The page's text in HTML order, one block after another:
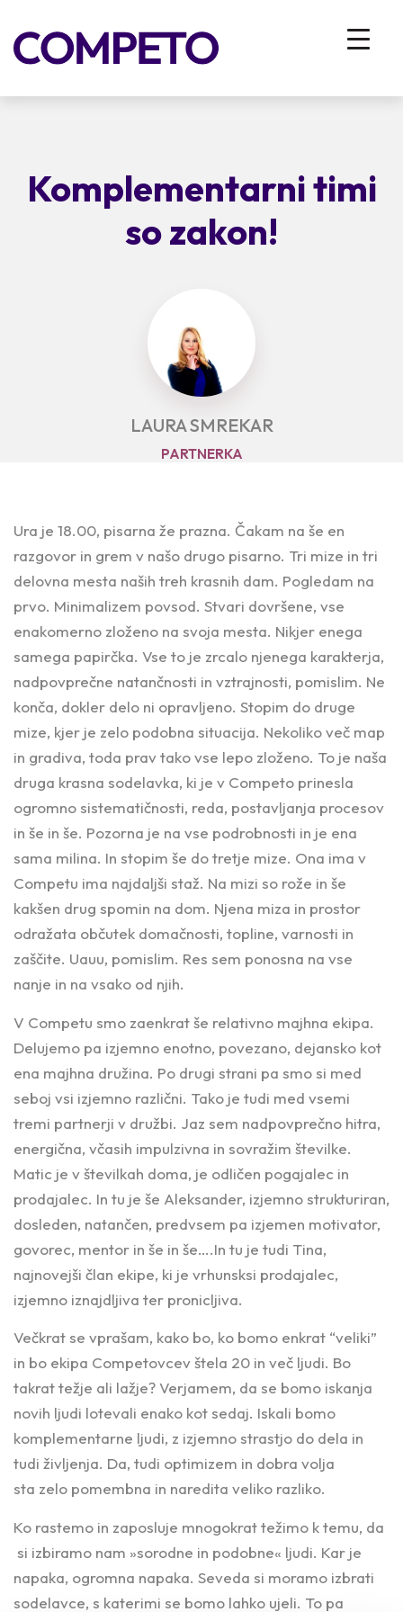
Komplementarni timi
so zakon!
LAURA SMREKAR
PARTNERKA
Ura je 18.00, pisarna že prazna. Čakam na še en
razgovor in grem v našo drugo pisarno. Tri mize in tri
delovna mesta naših treh krasnih dam. Pogledam na
prvo. Minimalizem povsod. Stvari dovršene, vse
enakomerno zloženo na svoja mesta. Nikjer enega
samega papirčka. Vse to je zrcalo njenega karakterja,
nadpovprečne natančnosti in vztrajnosti, pomislim. Ne
konča, dokler delo ni opravljeno. Stopim do druge
mize, kjer je zelo podobna situacija. Nekoliko več map
in gradiva, toda prav tako vse lepo zloženo. To je naša
druga krasna sodelavka, ki je v Competo prinesla
ogromno sistematičnosti, reda, postavljanja procesov
in še in še. Pozorna je na vse podrobnosti in je ena
sama milina. In stopim še do tretje mize. Ona ima v
Competu ima najdaljši staž. Na mizi so rože in še
kakšen drug spomin na dom. Njena miza in prostor
odražata občutek domačnosti, topline, varnosti in
zaščite. Uauu, pomislim. Res sem ponosna na vse
nanje in na vsako od njih.
V Competu smo zaenkrat še relativno majhna ekipa.
Delujemo pa izjemno enotno, povezano, dejansko kot
ena majhna družina. Po drugi strani pa smo si med
seboj vsi izjemno različni. Tako je tudi med vsemi
tremi partnerji v družbi. Jaz sem nadpovprečno hitra,
energična, včasih impulzivna in sovražim številke.
Matic je v številkah doma, je odličen pogajalec in
prodajalec. In tu je še Aleksander, izjemno strukturiran,
dosleden, natančen, predvsem pa izjemen motivator,
govorec, mentor in še in še….In tu je tudi Tina,
najnovejši član ekipe, ki je vrhunsksi prodajalec,
izjemno iznajdljiva ter pronicljiva.
Večkrat se vprašam, kako bo, ko bomo enkrat “veliki”
in bo ekipa Competovcev štela 20 in več ljudi. Bo
takrat težje ali lažje? Verjamem, da se bomo iskanja
novih ljudi lotevali enako kot sedaj. Iskali bomo
komplementarne ljudi, z izjemno strastjo do dela in
tudi življenja. Da, tudi optimizem in dobra volja
sta zelo pomembna in naredita veliko razliko.
Ko rastemo in zaposluje mnogokrat težimo k temu, da
si izbiramo nam »sorodne in podobne« ljudi. Kar je
napaka, ogromna napaka. Seveda si moramo izbrati
sodelavce, s katerimi se bomo lahko ujeli. To pa